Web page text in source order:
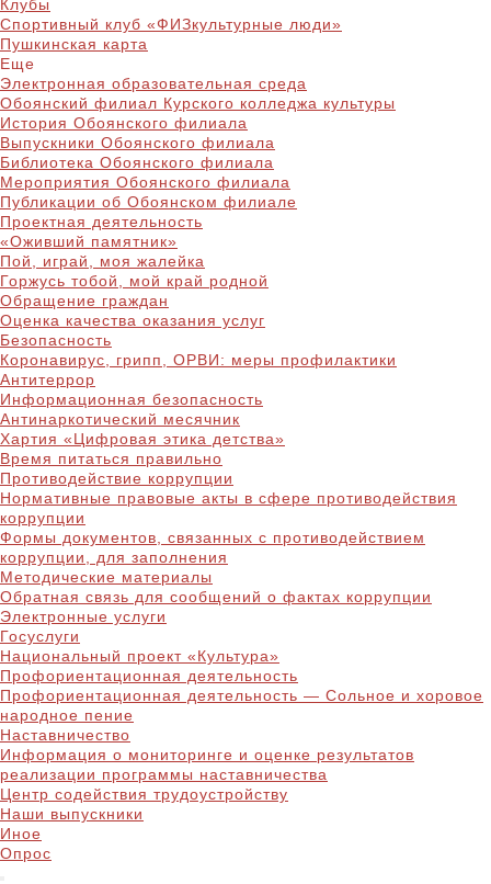
Клубы
Спортивный клуб «ФИЗкультурные люди»
Пушкинская карта
Еще
Электронная образовательная среда
Обоянский филиал Курского колледжа культуры
История Обоянского филиала
Выпускники Обоянского филиала
Библиотека Обоянского филиала
Мероприятия Обоянского филиала
Публикации об Обоянском филиале
Проектная деятельность
«Оживший памятник»
Пой, играй, моя жалейка
Горжусь тобой, мой край родной
Обращение граждан
Оценка качества оказания услуг
Безопасность
Коронавирус, грипп, ОРВИ: меры профилактики
Антитеррор
Информационная безопасность
Антинаркотический месячник
Хартия «Цифровая этика детства»
Время питаться правильно
Противодействие коррупции
Нормативные правовые акты в сфере противодействия
коррупции
Формы документов, связанных с противодействием
коррупции, для заполнения
Методические материалы
Обратная связь для сообщений о фактах коррупции
Электронные услуги
Госуслуги
Национальный проект «Культура»
Профориентационная деятельность
Профориентационная деятельность — Сольное и хоровое
народное пение
Наставничество
Информация о мониторинге и оценке результатов
реализации программы наставничества
Центр содействия трудоустройству
Наши выпускники
Иное
Опрос